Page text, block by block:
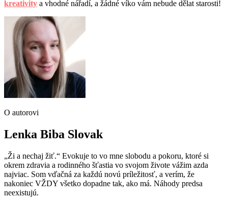
kreativity a vhodné nářadí, a žádné víko vám nebude dělat starosti!
O autorovi
Lenka Biba Slovak
„Ži a nechaj žiť.“ Evokuje to vo mne slobodu a pokoru, ktoré si
okrem zdravia a rodinného šťastia vo svojom živote vážim azda
najviac. Som vďačná za každú novú príležitosť, a verím, že
nakoniec VŽDY všetko dopadne tak, ako má. Náhody predsa
neexistujú.